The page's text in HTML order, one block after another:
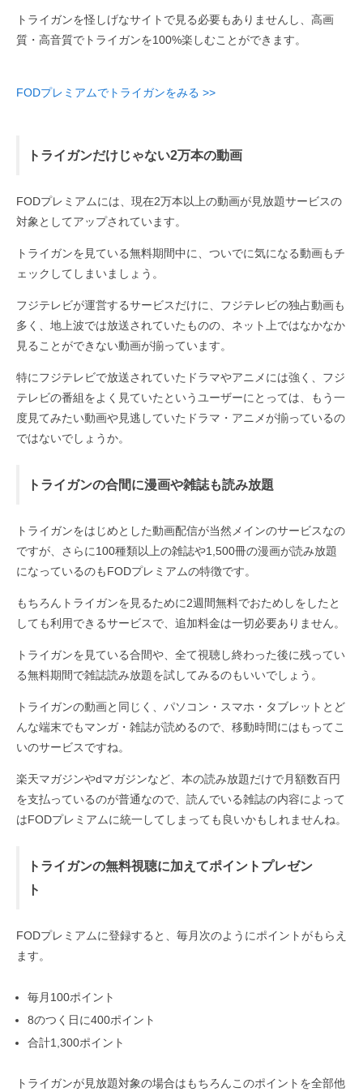
トライガンを怪しげなサイトで見る必要もありませんし、高画
質・高音質でトライガンを100%楽しむことができます。
FODプレミアムでトライガンをみる >>
トライガンだけじゃない2万本の動画
FODプレミアムには、現在2万本以上の動画が見放題サービスの
対象としてアップされています。
トライガンを見ている無料期間中に、ついでに気になる動画もチ
ェックしてしまいましょう。
フジテレビが運営するサービスだけに、フジテレビの独占動画も
多く、地上波では放送されていたものの、ネット上ではなかなか
見ることができない動画が揃っています。
特にフジテレビで放送されていたドラマやアニメには強く、フジ
テレビの番組をよく見ていたというユーザーにとっては、もう一
度見てみたい動画や見逃していたドラマ・アニメが揃っているの
ではないでしょうか。
トライガンの合間に漫画や雑誌も読み放題
トライガンをはじめとした動画配信が当然メインのサービスなの
ですが、さらに100種類以上の雑誌や1,500冊の漫画が読み放題
になっているのもFODプレミアムの特徴です。
もちろんトライガンを見るために2週間無料でおためしをしたと
しても利用できるサービスで、追加料金は一切必要ありません。
トライガンを見ている合間や、全て視聴し終わった後に残ってい
る無料期間で雑誌読み放題を試してみるのもいいでしょう。
トライガンの動画と同じく、パソコン・スマホ・タブレットとど
んな端末でもマンガ・雑誌が読めるので、移動時間にはもってこ
いのサービスですね。
楽天マガジンやdマガジンなど、本の読み放題だけで月額数百円
を支払っているのが普通なので、読んでいる雑誌の内容によって
はFODプレミアムに統一してしまっても良いかもしれませんね。
トライガンの無料視聴に加えてポイントプレゼン
ト
FODプレミアムに登録すると、毎月次のようにポイントがもらえ
ます。
毎月100ポイント
8のつく日に400ポイント
合計1,300ポイント
トライガンが見放題対象の場合はもちろんこのポイントを全部他